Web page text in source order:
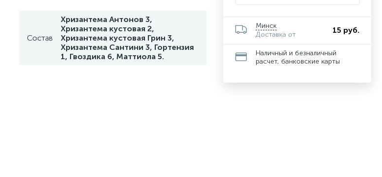
Состав
Хризантема Антонов 3,
Хризантема кустовая 2,
Хризантема кустовая Грин 3,
Хризантема Сантини 3, Гортензия
1, Гвоздика 6, Маттиола 5.
Минск
Доставка от
15 руб.
Наличный и безналичный
расчет, банковские карты